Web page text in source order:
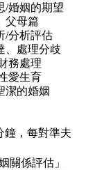
/婚姻的期望
父母篇
/分析評估
、處理分歧
務處理
愛生育
潔的婚姻
鐘，每對準夫
關係評估」